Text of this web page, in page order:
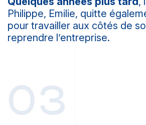
Philippe, Emilie, quitte
pour travailler aux côtés de
reprendre l’entreprise.
03